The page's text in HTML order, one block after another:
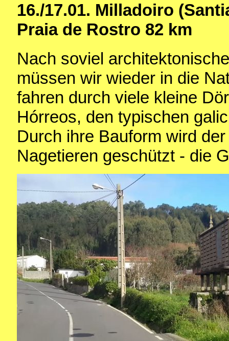
16./17.01. Milladoiro
Praia de Rostro 82 km
Nach soviel
müssen wir wieder in die
fahren durch viele kleine
Hórreos, den typischen
Durch ihre Bauform wird
Nagetieren geschützt - die